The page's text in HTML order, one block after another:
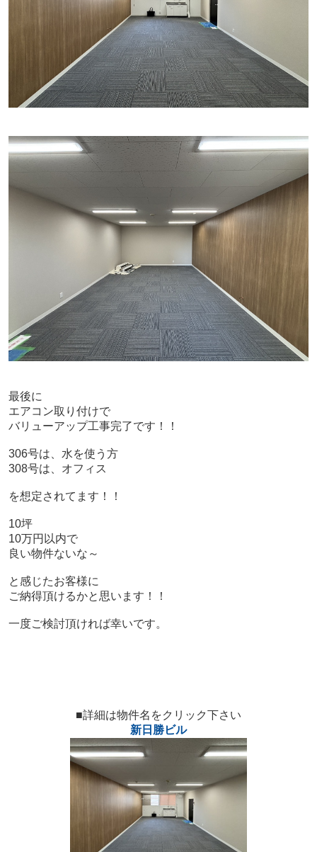
最後に
エアコン取り付けで
バリューアップ工事完了です！！
306号は、水を使う方
308号は、オフィス
を想定されてます！！
10坪
10万円以内で
良い物件ないな～
と感じたお客様に
ご納得頂けるかと思います！！
一度ご検討頂ければ幸いです。
■詳細は物件名をクリック下さい
新日勝ビル